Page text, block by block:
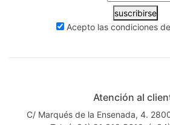
suscribirse
Acepto las condiciones
Atención al
C/ Marqués de la Ensenada, 4.